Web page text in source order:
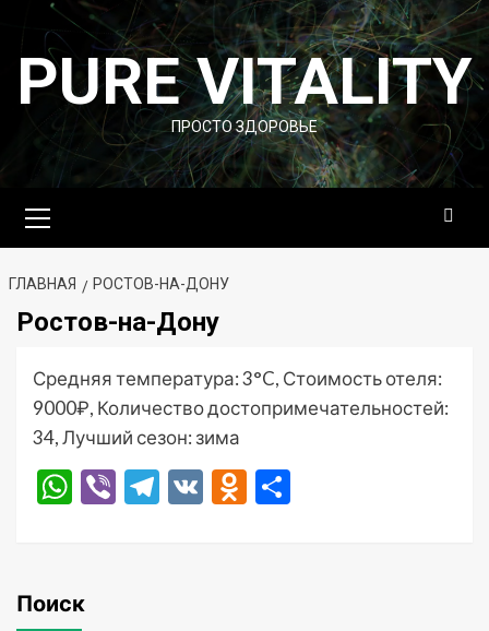
Перейти
содержимому
PURE VITALITY
ПРОСТО ЗДОРОВЬЕ
меню
ГЛАВНАЯ РОСТОВ-НА-ДОНУ
Ростов-на-Дону
Средняя температура: 3°C, Стоимость отеля:
9000₽, Количество достопримечательностей:
34, Лучший сезон: зима
WhatsApp
ViberTelegram
VK Odnoklassniki
Поиск